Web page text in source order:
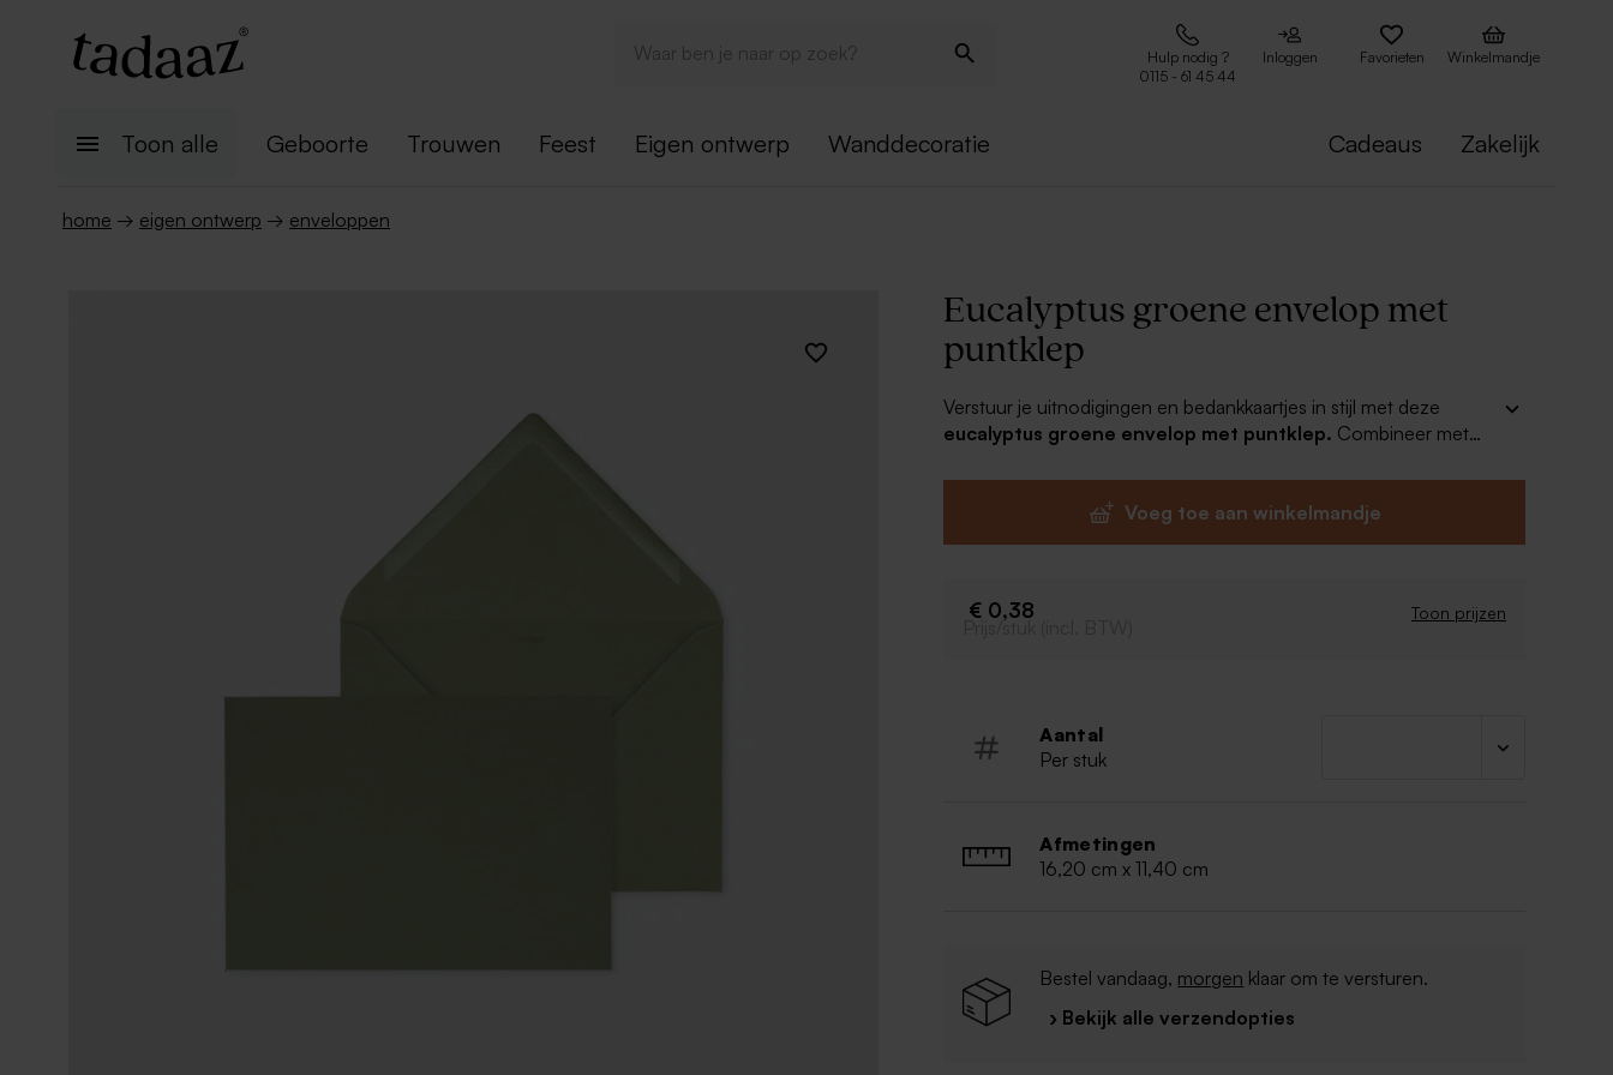
Hulp nodig ?
0115 - 61 45 44
Inloggen Favorieten Winkelmandje
Toon alle Geboorte Trouwen Feest Eigen ontwerp Wanddecoratie Cadeaus Zakelijk
home → eigen ontwerp → enveloppen
Eucalyptus groene envelop met
puntklep
Verstuur je uitnodigingen en bedankkaartjes in stijl met deze
eucalyptus groene envelop met puntklep. Combineer met
geheel.
Voeg toe aan winkelmandje
€ 0,38 Toon prijzen
Prijs/stuk (incl. BTW)
Aantal
Per stuk
Afmetingen
16,20 cm x 11,40 cm
Bestel vandaag, morgen klaar om te versturen.
› Bekijk alle verzendopties